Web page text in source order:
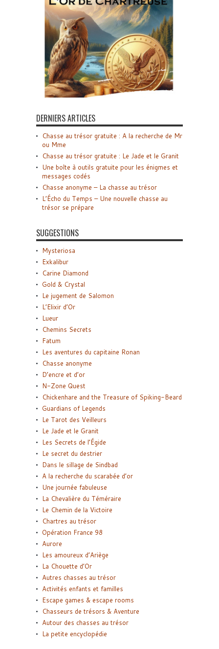
DERNIERS ARTICLES
Chasse au trésor gratuite : A la recherche de Mr
ou Mme
Chasse au trésor gratuite : Le Jade et le Granit
Une boîte à outils gratuite pour les énigmes et
messages codés
Chasse anonyme – La chasse au trésor
L’Écho du Temps – Une nouvelle chasse au
trésor se prépare
SUGGESTIONS
Mysteriosa
Exkalibur
Carine Diamond
Gold & Crystal
Le jugement de Salomon
L’Elixir d’Or
Lueur
Chemins Secrets
Fatum
Les aventures du capitaine Ronan
Chasse anonyme
D’encre et d’or
N-Zone Quest
Chickenhare and the Treasure of Spiking-Beard
Guardians of Legends
Le Tarot des Veilleurs
Le Jade et le Granit
Les Secrets de l’Égide
Le secret du destrier
Dans le sillage de Sindbad
A la recherche du scarabée d’or
Une journée fabuleuse
La Chevalière du Téméraire
Le Chemin de la Victoire
Chartres au trésor
Opération France 98
Aurore
Les amoureux d’Ariège
La Chouette d’Or
Autres chasses au trésor
Activités enfants et familles
Escape games & escape rooms
Chasseurs de trésors & Aventure
Autour des chasses au trésor
La petite encyclopédie